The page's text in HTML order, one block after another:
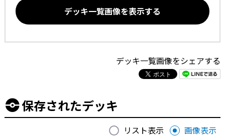
デッキ一覧画像を表示する
デッキ一覧画像をシェアする
保存されたデッキ
リスト表示 画像表示